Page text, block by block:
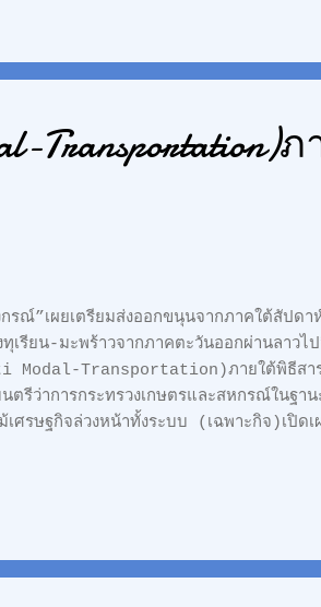
ยี จำกัด ได้มีการตกลงทำสัญญากัน โดยแต่
งตัวเองสามารถติดต่อ เยี่ยมชมโรงงานหรื
Transportation)
ณ์”เผยเตรียมส่งออกขนุนจากภาคใต้สัปดา
เรียน-มะพร้าวจากภาคตะวันออกผ่านลาว
Modal-Transportation)ภายใต้พิธีส
ตรีว่าการกระทรวงเกษตรและสหกรณ์ในฐ
ศรษฐกิจล่วงหน้าทั้งระบบ (เฉพาะกิจ)เปิด
กนั้นขบวนรถไฟจะขนส่งผ่านสะพานมิตรภ
ในมณฑลยูนนานของจีนเป็นระบบการขนส่